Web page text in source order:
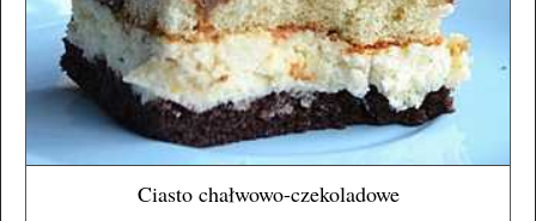
Ciasto chałwowo-czekoladowe